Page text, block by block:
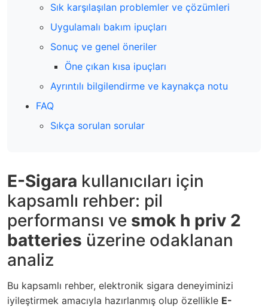
Sık karşılaşılan problemler ve çözümleri
Uygulamalı bakım ipuçları
Sonuç ve genel öneriler
Öne çıkan kısa ipuçları
Ayrıntılı bilgilendirme ve kaynakça notu
FAQ
Sıkça sorulan sorular
E-Sigara kullanıcıları için
kapsamlı rehber: pil
performansı ve smok h priv 2
batteries üzerine odaklanan
analiz
Bu kapsamlı rehber, elektronik sigara deneyiminizi
iyileştirmek amacıyla hazırlanmış olup özellikle E-